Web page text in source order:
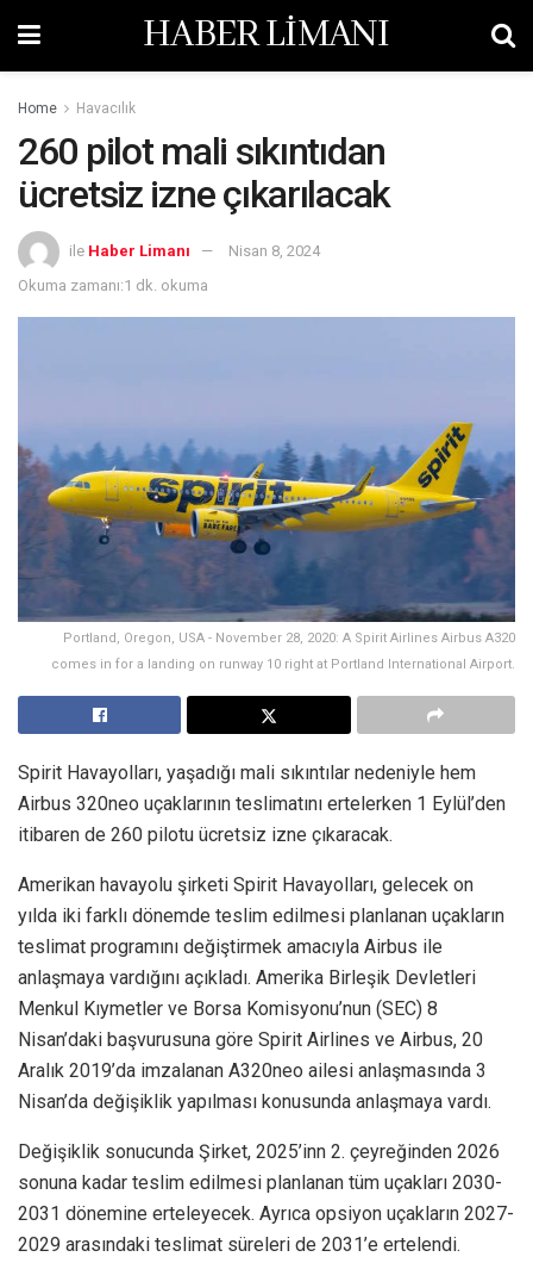
HABER LİMANI
Home Havacılık
260 pilot mali sıkıntıdan
ücretsiz izne çıkarılacak
ile Haber Limanı
Nisan 8, 2024
Okuma zamanı:1 dk. okuma
Portland, Oregon, USA - November 28, 2020: A Spirit Airlines Airbus A320
comes in for a landing on runway 10 right at Portland International Airport.
Spirit Havayolları, yaşadığı mali sıkıntılar nedeniyle hem
Airbus 320neo uçaklarının teslimatını ertelerken 1 Eylül’den
itibaren de 260 pilotu ücretsiz izne çıkaracak.
Amerikan havayolu şirketi Spirit Havayolları, gelecek on
yılda iki farklı dönemde teslim edilmesi planlanan uçakların
teslimat programını değiştirmek amacıyla Airbus ile
anlaşmaya vardığını açıkladı. Amerika Birleşik Devletleri
Menkul Kıymetler ve Borsa Komisyonu’nun (SEC) 8
Nisan’daki başvurusuna göre Spirit Airlines ve Airbus, 20
Aralık 2019’da imzalanan A320neo ailesi anlaşmasında 3
Nisan’da değişiklik yapılması konusunda anlaşmaya vardı.
Değişiklik sonucunda Şirket, 2025’inn 2. çeyreğinden 2026
sonuna kadar teslim edilmesi planlanan tüm uçakları 2030-
2031 dönemine erteleyecek. Ayrıca opsiyon uçakların 2027-
2029 arasındaki teslimat süreleri de 2031’e ertelendi.